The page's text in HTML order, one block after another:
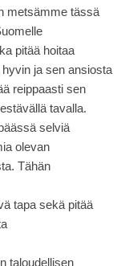
metsämme tässä
pitää hoitaa
ja sen ansiosta
reippaasti sen
tavalla.
selviä
olevan
Tähän
tapa sekä pitää
taloudellisen